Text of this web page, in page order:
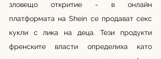
зловещо откритие - в онлайн
платформата на Shein се продават секс
кукли с лика на деца. Тези продукти
френските власти определиха като